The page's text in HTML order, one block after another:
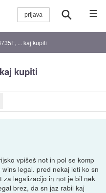
☰
... kaj kupiti
kupiti
vpišeš not in pol se komp
legal. pred nekaj leti ko sn
za legalizacijo in not je bil nek
brez, da sn jaz rabil kaj